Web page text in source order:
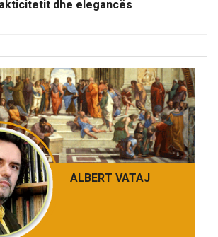
dhe elegancës
ALBERT VATAJ